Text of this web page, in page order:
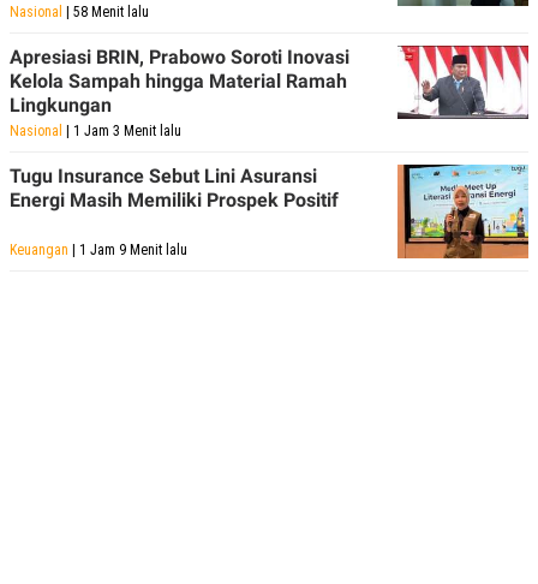
Nasional | 58 Menit lalu
Apresiasi BRIN, Prabowo Soroti Inovasi
Kelola Sampah hingga Material Ramah
Lingkungan
Nasional | 1 Jam 3 Menit lalu
Tugu Insurance Sebut Lini Asuransi
Energi Masih Memiliki Prospek Positif
Keuangan | 1 Jam 9 Menit lalu